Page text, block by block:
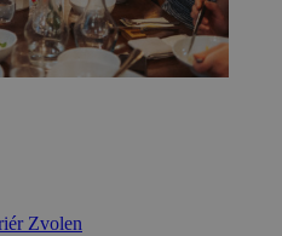
Zvolen